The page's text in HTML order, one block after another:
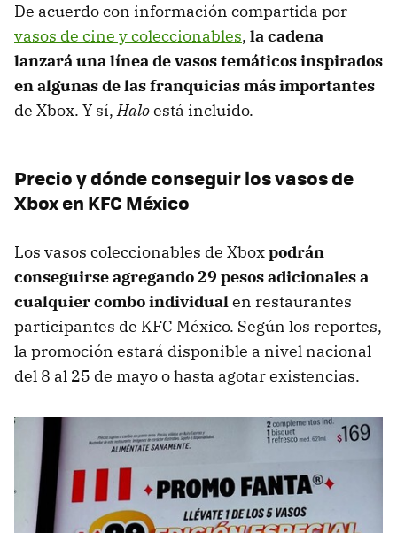
De acuerdo con información compartida por
vasos de cine y coleccionables, la cadena
lanzará una línea de vasos temáticos inspirados
en algunas de las franquicias más importantes
de Xbox. Y sí,Haloestá incluido.
Precio y dónde conseguir los vasos de
Xbox en KFC México
Los vasos coleccionables de Xboxpodrán
conseguirse agregando 29 pesos adicionales a
cualquier combo individualen restaurantes
participantes de KFC México. Según los reportes,
la promoción estará disponible a nivel nacional
del 8 al 25 de mayo o hasta agotar existencias.